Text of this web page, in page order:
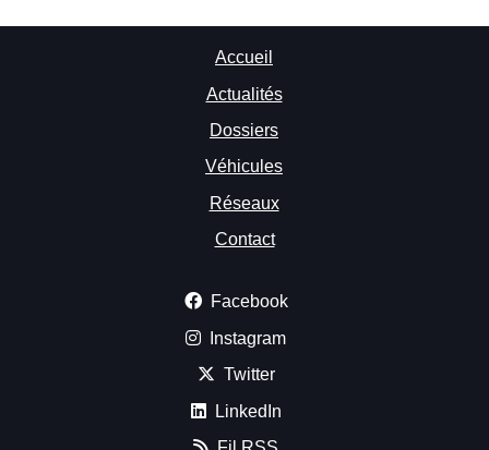
Accueil
Actualités
Dossiers
Véhicules
Réseaux
Contact
Facebook
Instagram
Twitter
LinkedIn